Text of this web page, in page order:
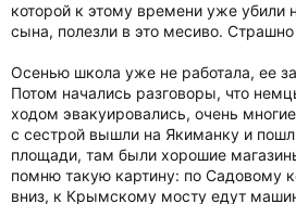
которой к этому времени уже убили
сына, полезли в это месиво.
Осенью школа уже не работала, ее
Потом начались разговоры, что
ходом эвакуировались, очень
с сестрой вышли на Якиманку и
площади, там были хорошие
помню такую картину: по Садовому
вниз, к Крымскому мосту едут